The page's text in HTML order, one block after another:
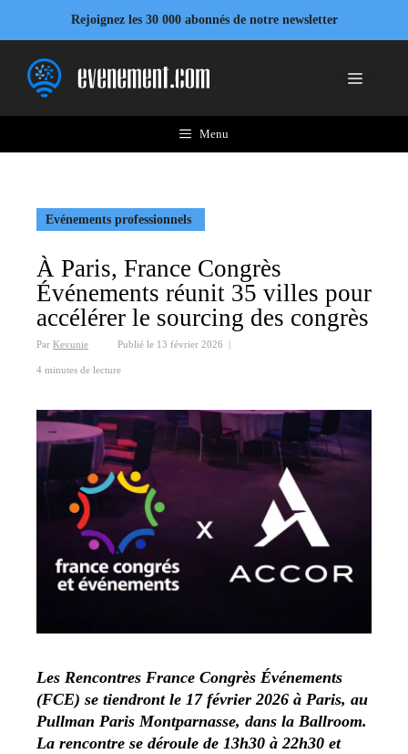
contenu
Rejoignez les 30 000 abonnés de notre newsletter
Menu
Menu
Evénements professionnels
À Paris, France Congrès
Événements réunit 35 villes pour
accélérer le sourcing des congrès
Par Kevunie Publié le 13 février 2026 |
4 minutes de lecture
Les Rencontres France Congrès Événements
(FCE) se tiendront le 17 février 2026 à Paris, au
Pullman Paris Montparnasse, dans la Ballroom.
La rencontre se déroule de 13h30 à 22h30 et